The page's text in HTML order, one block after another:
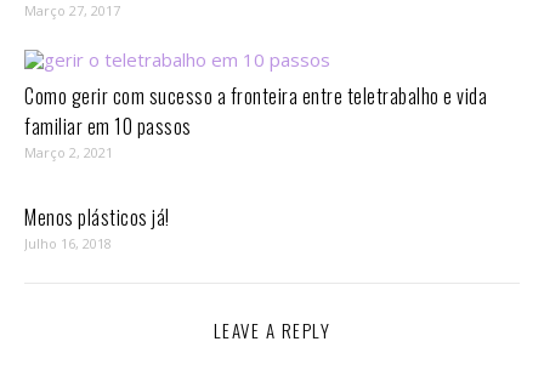
Março 27, 2017
Como gerir com sucesso a fronteira entre teletrabalho e vida
familiar em 10 passos⁣
Março 2, 2021
Menos plásticos já!
Julho 16, 2018
LEAVE A REPLY